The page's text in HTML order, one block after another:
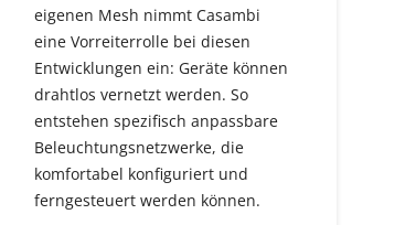
eigenen Mesh nimmt Casambi
eine Vorreiterrolle bei diesen
Entwicklungen ein: Geräte können
drahtlos vernetzt werden. So
entstehen spezifisch anpassbare
Beleuchtungsnetzwerke, die
komfortabel konfiguriert und
ferngesteuert werden können.